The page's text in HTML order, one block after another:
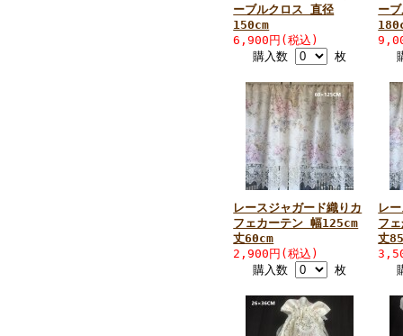
ーブルクロス 直径
150cm
6,900円(税込)
購入数
枚
ー
レースジャガード織りカ
フェカーテン 幅125cm
丈60cm
2,900円(税込)
購入数
枚
レ
フ
丈